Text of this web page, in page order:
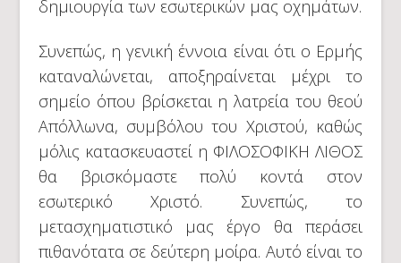
δημιουργία των εσωτερικών μας οχημάτων.
Συνεπώς, η γενική έννοια είναι ότι ο Ερμής
καταναλώνεται, αποξηραίνεται μέχρι το
σημείο όπου βρίσκεται η λατρεία του θεού
Απόλλωνα, συμβόλου του Χριστού, καθώς
μόλις κατασκευαστεί η ΦΙΛΟΣΟΦΙΚΗ ΛΙΘΟΣ
θα βρισκόμαστε πολύ κοντά στον
εσωτερικό Χριστό. Συνεπώς, το
μετασχηματιστικό μας έργο θα περάσει
πιθανότατα σε δεύτερη μοίρα. Αυτό είναι το